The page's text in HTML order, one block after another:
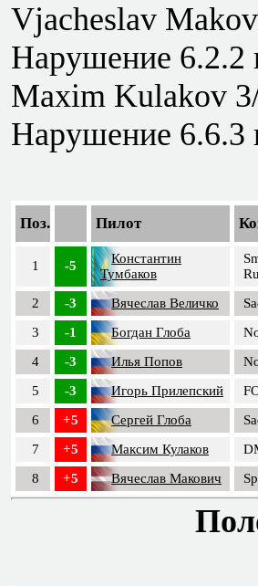
Vjacheslav
Нарушение 6.2.2
Maxim Kulakov
Нарушение 6.6.3
Поз. Пилот
1 -5
Константин
Тумбаков
2 -3 Вячеслав Величко
3
-1 Богдан Глоба
4
-3 Илья Попов
5
-3 Игорь Прилепский
6
+5 Сергей Глоба
7
+5 Максим Кулаков
8
+5 Вячеслав Макович